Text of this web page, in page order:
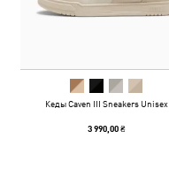
Кеды Caven III Sneakers Unisex
3 990,00 ₴